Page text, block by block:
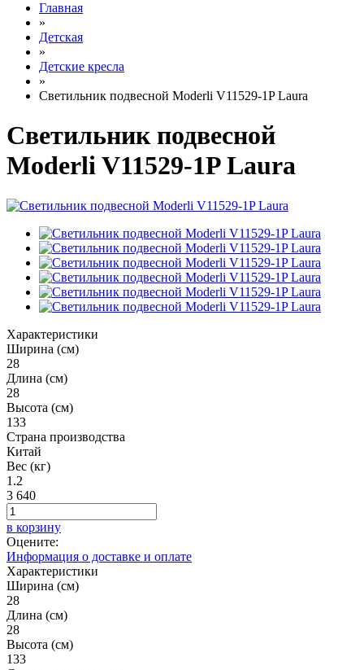
Главная
»
Детская
»
Детские кресла
»
Светильник подвесной Moderli V11529-1P Laura
Светильник подвесной
Moderli V11529-1P Laura
Характеристики
Ширина (см)
28
Длина (см)
28
Высота (см)
133
Страна производства
Китай
Вес (кг)
1.2
3 640
в корзину
Оцените:
Информация о доставке и оплате
Характеристики
Ширина (см)
28
Длина (см)
28
Высота (см)
133